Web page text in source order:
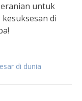
untuk
di
di dunia